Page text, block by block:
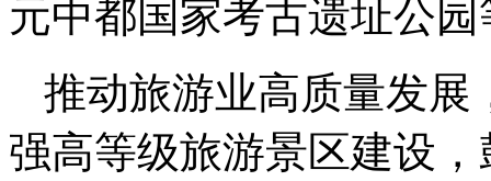
元中都国家考古遗址公
推动旅游业高质量发展
强高等级旅游景区建设